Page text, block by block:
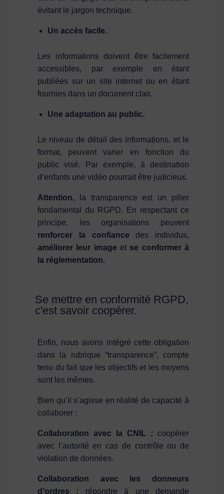
évitant le jargon technique.
Un accès facile.
Les informations doivent être facilement
accessibles, par exemple en étant
publiées sur un site internet ou en étant
fournies dans un document clair.
Une adaptation au public.
Le niveau de détail des informations, et le
format, peuvent varier en fonction du
public visé. Par exemple, à destination
d’enfants une vidéo pourrait être judicieux.
Attention,
la transparence est un pilier
fondamental du RGPD. En respectant ce
principe, les organisations peuvent
renforcer la confiance des individus,
améliorer leur image et se conformer à
la réglementation.
Se mettre en conformité RGPD,
c'est savoir coopérer.
Enfin, nous avons intégré cette obligation
dans la rubrique “transparence”, compte
tenu du fait que les objectifs et les moyens
sont les mêmes.
Bien qu’il s’agisse en réalité de capacité à
collaborer :
Collaboration avec la CNIL : coopérer
avec l’autorité en cas de contrôle ou de
violation de données.
Collaboration avec les donneurs
d’ordres : répondre à une demande